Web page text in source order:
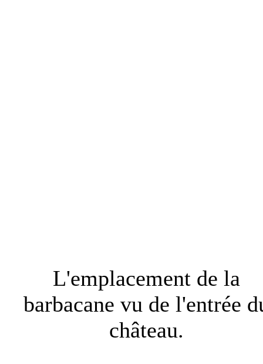
L'emplacement de la
barbacane vu de l'entrée
château.